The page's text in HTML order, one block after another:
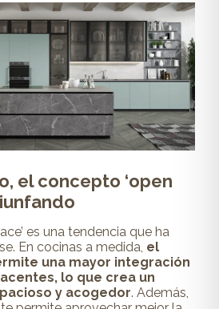
el concepto ‘open
es una tendencia que ha
En cocinas a medida, el
una mayor integración
lo que crea un
y acogedor. Además,